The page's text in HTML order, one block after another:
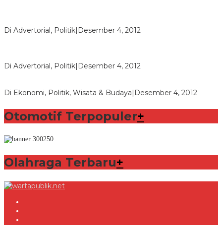
Di Advertorial, Politik Desember 4, 2012
Di Advertorial, Politik Desember 4, 2012
Di Ekonomi, Politik, Wisata & Budaya Desember 4, 2012
Otomotif Terpopuler+
Olahraga Terbaru+